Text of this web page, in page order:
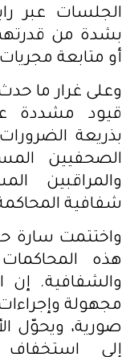
الجلسات عبر
بشدة من
أو متابعة
وعلى غرار ما
قيود مشددة
بذريعة
الصحفيين
والمراقبين
شفافية
واختتمت سارة
هذه
والشفافية. إن
مجهولة
صورية، ويحوّل
إلى استخفاف